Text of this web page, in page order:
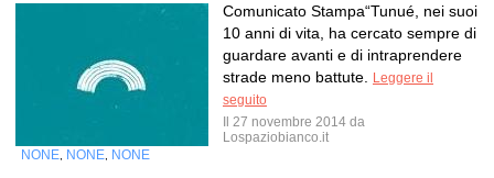
Comunicato Stampa“Tunué, nei suoi
10 anni di vita, ha cercato sempre di
guardare avanti e di intraprendere
strade meno battute.
Leggere il
seguito
Il 27 novembre 2014 da
Lospaziobianco.it
NONE NONE NONE